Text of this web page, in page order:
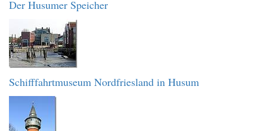
Der Husumer Speicher
Schifffahrtmuseum Nordfriesland in Husum